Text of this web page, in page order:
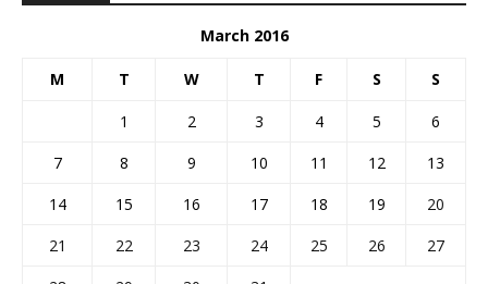
March 2016
M T W T F S S
1 2 3 4 5
6
7
8 9 10 11 12
13
14
15 16 17 18 19
20
21
22 23 24 25 26
27